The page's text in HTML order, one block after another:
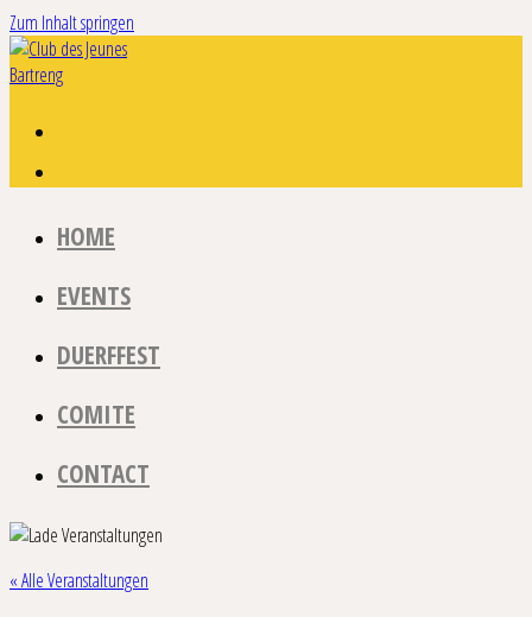
Zum Inhalt springen
HOME
EVENTS
DUERFFEST
COMITE
CONTACT
« Alle Veranstaltungen